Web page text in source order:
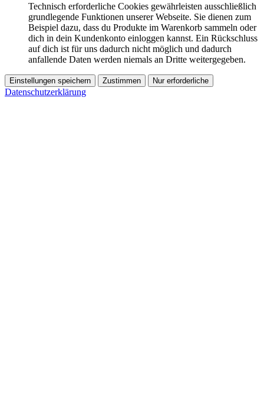
Technisch erforderliche Cookies gewährleisten ausschließlich
grundlegende Funktionen unserer Webseite. Sie dienen zum
Beispiel dazu, dass du Produkte im Warenkorb sammeln oder
dich in dein Kundenkonto einloggen kannst. Ein Rückschluss
auf dich ist für uns dadurch nicht möglich und dadurch
anfallende Daten werden niemals an Dritte weitergegeben.
Einstellungen speichern Zustimmen Nur erforderliche
Datenschutzerklärung